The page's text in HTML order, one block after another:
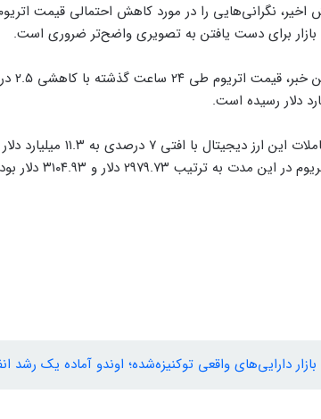
اخیر، نگرانی‌هایی را در مورد کاهش احتمالی قیمت
برای دست یافتن به تصویری واضح‌تر ضروری است.
همچنین حجم معاملات این
بیشترین قیمت
بازار دارایی‌های واقعی توکنیزه‌شده؛ اوندو آماده یک رشد
SEC؛ ریپل در کانون توجه بازار قرار گرفت!